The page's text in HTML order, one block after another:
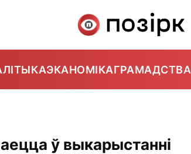
ЭКАНОМІКАГРАМАДСТВА
ў выкарыстанні